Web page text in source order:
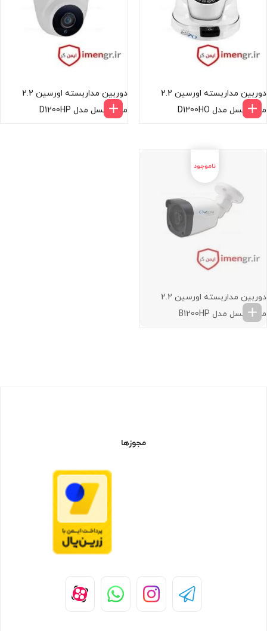
دوربین مداربسته اورسین 2.2
مگاپیکسل مدل D1200HO
دوربین مداربسته اورسین 2.2
مگاپیکسل مدل D1200HP
دوربین مداربسته اورسین 2.2
مگاپیکسل مدل B1200HP
مجوزها